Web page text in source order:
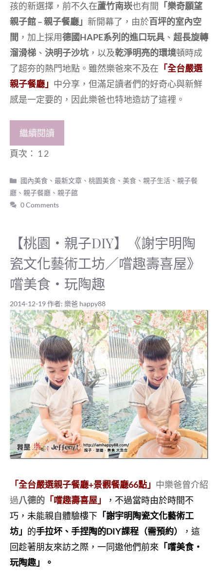
孩的新選擇，前不久在蘆竹南崁也有間
「樂奇願望
親子館 – 親子餐廳」 新開幕了，由於百坪的室內空
間 ，加上採用德國HAPE系列的進口玩具 、 超長旋轉
溜滑梯 、 決明子沙坑 ，以及乾淨明亮的環境頓時成
了超夯的熱門地點。雖然樂爸來不及在 「全台嚴選
親子餐廳」 中分享，但滿足讀者們的好奇心與新鮮
感是一定要的，因此樂爸也特地造訪了這裡。
繼續閱讀
頁次： 1 2
分
類
國內美食 、最新文章 、桃園美食 、美食 、親子生活 、親子餐
廳 、 親子餐廳 、 親子館
0 Comments
【桃園‧親子DIY】《謝宇明陶
瓷文化藝術工坊／嚐趣壽喜屋》
嚐美食‧玩陶趣
2014-12-19作者: 樂爸 happy88
「全台嚴選親子餐廳+景觀餐廳66點」 中樂爸曾介紹
過八德的 「嚐趣壽喜屋」
，不過當時由於時間不
巧，未能親自體驗樓下 「謝宇明陶瓷文化藝術工
坊」 的手拉坏、手捏陶的DIY課程（需預約）
，這
回趁著朋友來訪之際，一同邀他們前來 「嚐美食‧
玩陶趣」。